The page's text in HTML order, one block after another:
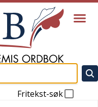
Fritekst-søk